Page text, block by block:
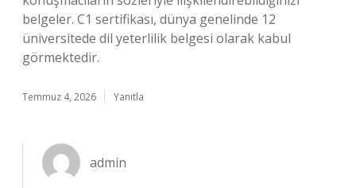
belgeler. C1 sertifikası, dünya genelinde 12
üniversitede dil yeterlilik belgesi olarak kabul
görmektedir.
Temmuz 4, 2026 Yanıtla
admin